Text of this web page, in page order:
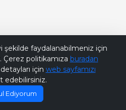
faydalanabilmeniz için
Çerez politikamıza buradan
için web sayfamızı
edebilirsiniz.
Ediyorum
Bana Soru Sor | Ask Me